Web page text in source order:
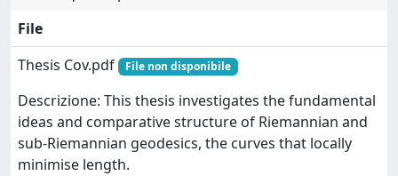
File
Thesis Cov.pdf
File non disponibile
Descrizione: This thesis investigates the fundamental
ideas and comparative structure of Riemannian and
sub-Riemannian geodesics, the curves that locally
minimise length.